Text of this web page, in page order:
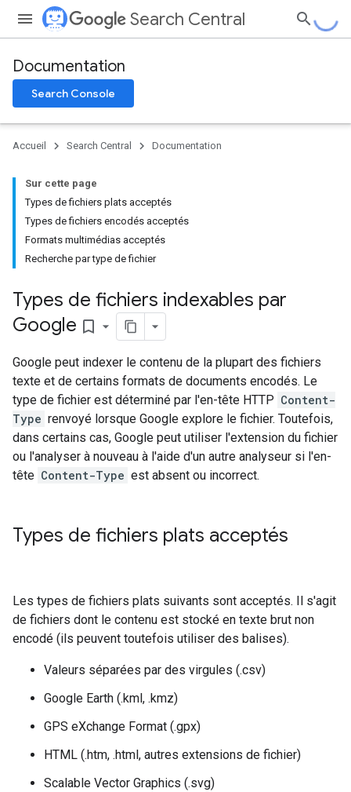
Search Central
Documentation
Search Console
Accueil Search Central Documentation
Sur cette page
Types de fichiers plats acceptés
Types de fichiers encodés acceptés
Formats multimédias acceptés
Recherche par type de fichier
Types de fichiers indexables par
Google bookmark_border
Google peut indexer le contenu de la plupart des fichiers
texte et de certains formats de documents encodés. Le
type de fichier est déterminé par l'en-tête HTTP Content-
Type renvoyé lorsque Google explore le fichier. Toutefois,
dans certains cas, Google peut utiliser l'extension du fichier
ou l'analyser à nouveau à l'aide d'un autre analyseur si l'en-
tête Content-Type est absent ou incorrect.
Types de fichiers plats acceptés
Les types de fichiers plats suivants sont acceptés. Il s'agit
de fichiers dont le contenu est stocké en texte brut non
encodé (ils peuvent toutefois utiliser des balises).
Valeurs séparées par des virgules (.csv)
Google Earth (.kml, .kmz)
GPS eXchange Format (.gpx)
HTML (.htm, .html, autres extensions de fichier)
Scalable Vector Graphics (.svg)